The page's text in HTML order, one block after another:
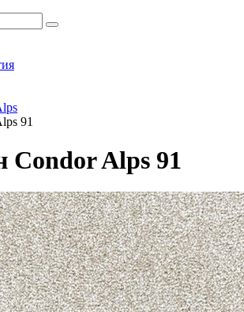
91
Condor Alps 91